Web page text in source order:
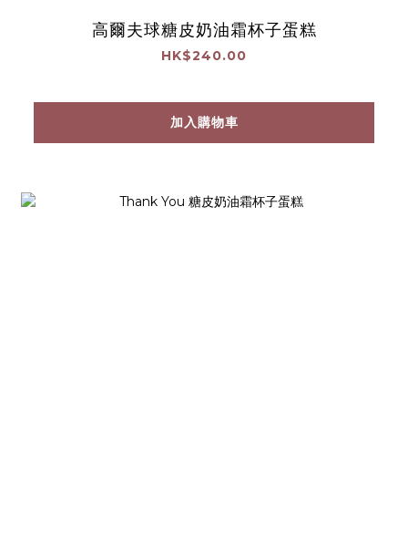
高爾夫球糖皮奶油霜杯子蛋糕
HK$240.00
加入購物車